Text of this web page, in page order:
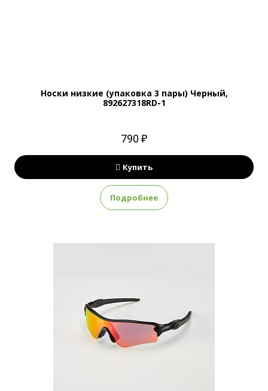
Носки низкие (упаковка 3 пары) Черный,
892627318RD-1
790 ₽
Купить
Подробнее